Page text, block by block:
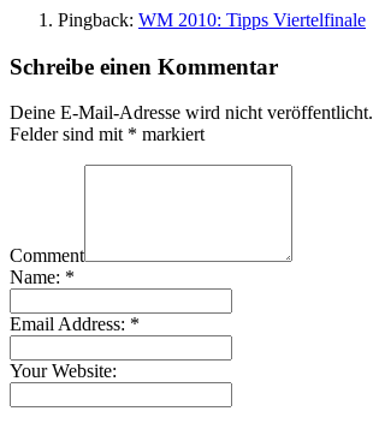
Pingback: WM 2010: Tipps Viertelfinale
Schreibe einen Kommentar
Deine E-Mail-Adresse wird nicht veröffentlicht.
Felder sind mit * markiert
Comment
Name: *
Email Address: *
Your Website: